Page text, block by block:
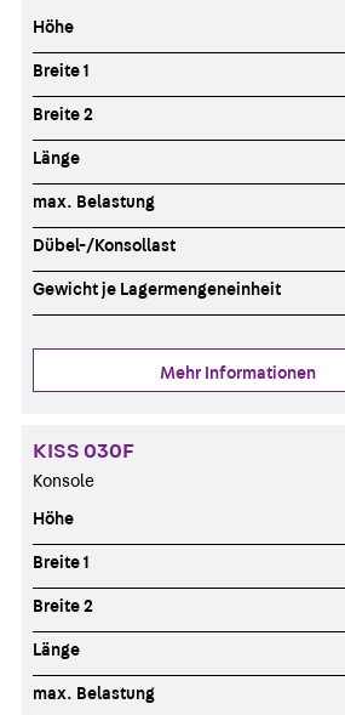
Höhe
Breite 1
Breite 2
Länge
max. Belastung
Dübel-/Konsollast
Gewicht je Lagermengeneinheit
Mehr Informationen
KISS 030F
Konsole
Höhe
Breite 1
Breite 2
Länge
max. Belastung